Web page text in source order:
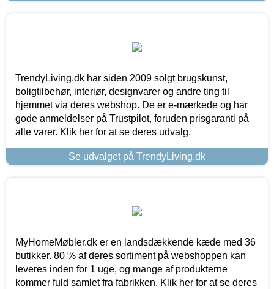
TrendyLiving.dk har siden 2009 solgt brugskunst,
boligtilbehør, interiør, designvarer og andre ting til
hjemmet via deres webshop. De er e-mærkede og har
gode anmeldelser på Trustpilot, foruden prisgaranti på
alle varer. Klik her for at se deres udvalg.
Se udvalget på TrendyLiving.dk
MyHomeMøbler.dk er en landsdækkende kæde med 36
butikker. 80 % af deres sortiment på webshoppen kan
leveres inden for 1 uge, og mange af produkterne
kommer fuld samlet fra fabrikken. Klik her for at se deres